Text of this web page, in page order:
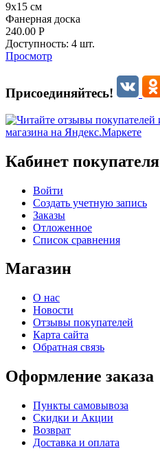
9х15 см
Фанерная доска
240.00 Р
Доступность: 4 шт.
Просмотр
Присоединяйтесь!
Кабинет покупателя
Войти
Создать учетную запись
Заказы
Отложенное
Список сравнения
Магазин
О нас
Новости
Отзывы покупателей
Карта сайта
Обратная связь
Оформление заказа
Пункты самовывоза
Скидки и Акции
Возврат
Доставка и оплата